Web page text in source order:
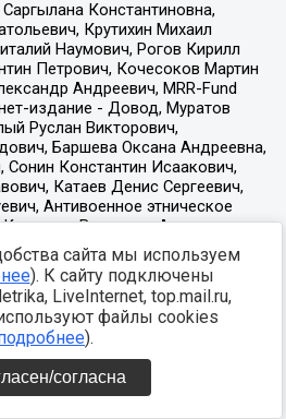
сайта мы используем
). К сайту подключены
LiveInternet, top.mail.ru,
файлы cookies
).
согласна